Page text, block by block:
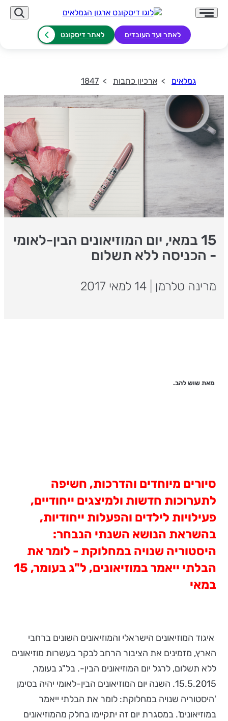
לאתר ועד העובדים לאתר דיסקונט
גמלאים ארכיון כתבות 1847
15 במאי, יום המוזיאונים הבין-לאומי
- הכניסה ללא תשלום
מרינה טלרמן
מאת שוש להב.
סיורים מיוחדים והדרכות, חשיפה
לתערוכות חדשות ולמיצגים ייחודיים,
פעילויות לילדים והפעלות ייחודיות,
בהשראת הנושא השנתי הנבחר:
היסטוריה שנויה במחלוקת - לומר את
הבלתי ייאמר במוזיאונים, ל"ג בעומר, 15
במאי
איגוד המוזיאונים הישראלי והמוזיאונים השונים ברחבי
הארץ, מזמינים את הציבור הרחב לבקר בעשרות מוזיאונים
ללא תשלום, לרגל יום המוזיאונים הבין-. בל"ג בעומר,
15.5.2015. השנה יום המוזיאונים הבין-לאומי יהיה בסימן
'היסטוריה שנויה במחלוקת: לומר את הבלתי ייאמר
במוזיאונים'. במסגרת יום זה יתקיימו בחלק מהמוזיאונים